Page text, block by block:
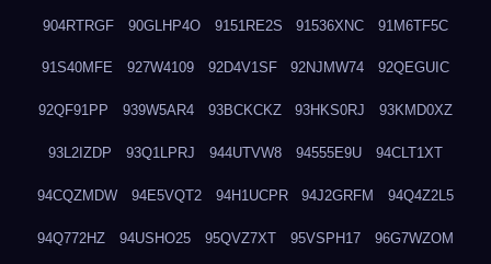
904RTRGF 90GLHP4O 9151RE2S 91536XNC 91M6TF5C
91S40MFE 927W4109 92D4V1SF 92NJMW74 92QEGUIC
92QF91PP 939W5AR4 93BCKCKZ 93HKS0RJ 93KMD0XZ
93L2IZDP 93Q1LPRJ 944UTVW8 94555E9U 94CLT1XT
94CQZMDW 94E5VQT2 94H1UCPR 94J2GRFM 94Q4Z2L5
94Q772HZ 94USHO25 95QVZ7XT 95VSPH17 96G7WZOM